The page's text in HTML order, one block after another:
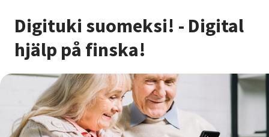
Sök kurser och evenemang
Om SV
Starta studiecirkel
Digituki suomeksi! - Digital
hjälp på finska!